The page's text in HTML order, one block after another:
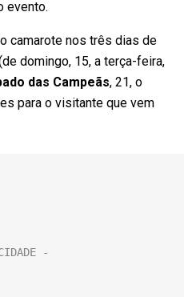
evento.
camarote nos três dias de
domingo, 15, a terça-feira,
das Campeãs, 21, o
para o visitante que vem